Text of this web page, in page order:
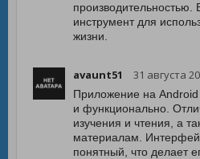
инструмент для
жизни.
avaunt51 31 августа
Приложение на Android
и функционально.
изучения и чтения, а
материалам.
понятный, что делает